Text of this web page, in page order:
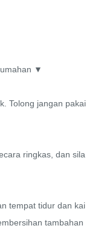
▼
Tolong jangan pakai
ringkas, dan sila
tempat tidur dan kai
tambahan